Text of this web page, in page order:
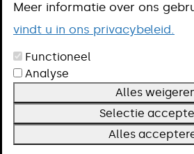
Gevonden of verloren
Handhavingsverzoek
Iets melden bij de
Meer informatie over ons
vindt u in ons privacybeleid.
Functioneel
Analyse
Alles
Selectie
Alles